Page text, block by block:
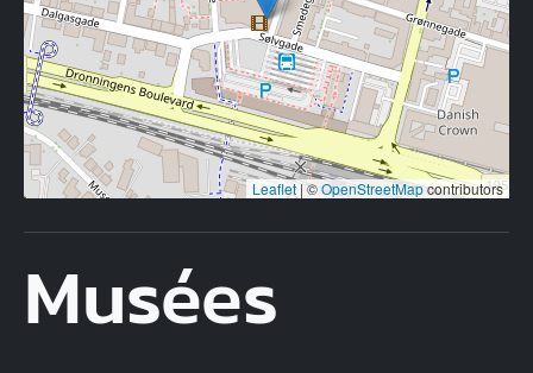
Leaflet|©OpenStreetMapcontributors
Musées